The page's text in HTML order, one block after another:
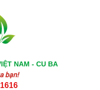
NAM - CU BA
bạn!